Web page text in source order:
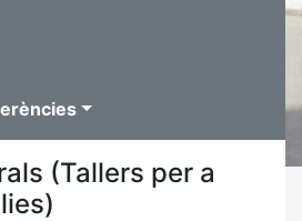
(Tallers per a